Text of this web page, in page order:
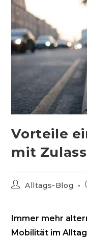
Vorteile
mit
Beitrags-
Alltags-Blog
Immer mehr
Mobilität im